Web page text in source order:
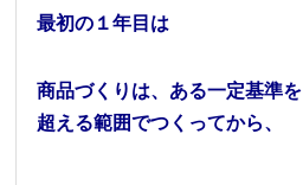
最初の１年目は
商品づくりは、ある一定基準を
超える範囲でつくってから、